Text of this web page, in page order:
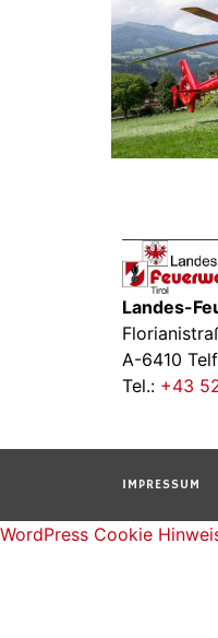
Landes-
A-6410
Tel.: +43
IMPRESSUM
WordPress Cookie